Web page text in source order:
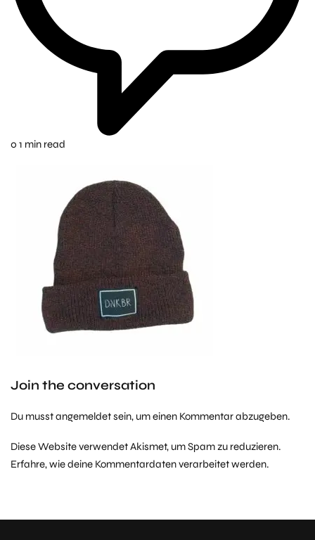
0 1 min read
Join the conversation
Du musstangemeldetsein, um einen Kommentar abzugeben.
Diese Website verwendet Akismet, um Spam zu reduzieren.
Erfahre, wie deine Kommentardaten verarbeitet werden.